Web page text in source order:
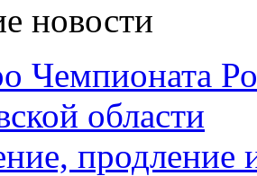
новости
Чемпионата
области
продление